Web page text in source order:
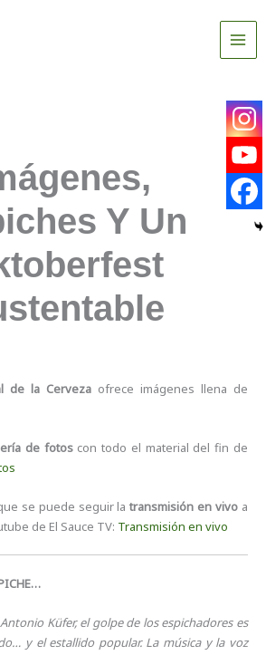
Y Un
de la Cerveza ofrece imágenes llena de
de fotoscon todo el material del fin de
se puede seguir latransmisión en vivo a
de El Sauce TV: Transmisión en vivo
Küfer, el golpe de los espichadores es
y el estallido popular. La música y la voz